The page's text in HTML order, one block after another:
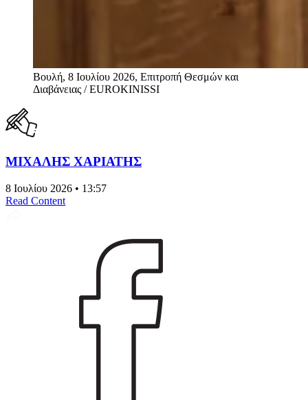
Βουλή, 8 Ιουλίου 2026, Επιτροπή Θεσμών και
Διαβάνειας / EUROKINISSI
ΜΙΧΑΛΗΣ ΧΑΡΙΑΤΗΣ
8 Ιουλίου 2026 • 13:57
Read Content